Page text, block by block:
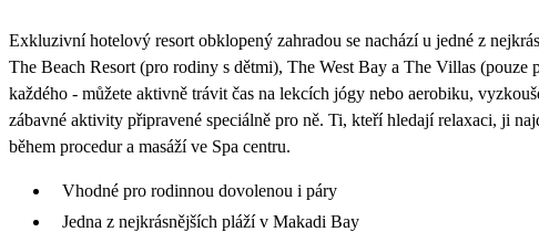
Exkluzivní hotelový resort obklopený zahradou se nachází u jedné z
The Beach Resort (pro rodiny s dětmi), The West Bay a The Villas
každého - můžete aktivně trávit čas na lekcích jógy nebo aerobiku,
zábavné aktivity připravené speciálně pro ně. Ti, kteří hledají relaxaci, ji
během procedur a masáží ve Spa centru.
Vhodné pro rodinnou dovolenou i páry
Jedna z nejkrásnějších pláží v Makadi Bay